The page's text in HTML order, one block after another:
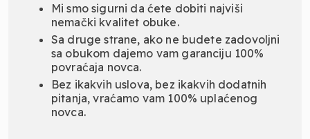
Mi smo sigurni da ćete dobiti najviši
nemački kvalitet obuke.
Sa druge strane, ako ne budete zadovoljni
sa obukom dajemo vam garanciju 100%
povraćaja novca.
Bez ikakvih uslova, bez ikakvih dodatnih
pitanja, vraćamo vam 100% uplaćenog
novca.